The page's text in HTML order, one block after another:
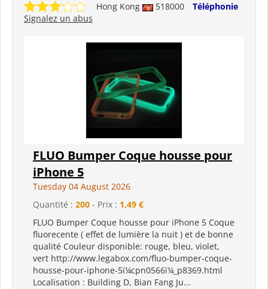
Hong Kong 518000
Téléphonie
Signalez un abus
FLUO Bumper Coque housse pour
iPhone 5
Tuesday 04 August 2026
Quantité : 200 - Prix : 1,49 €
FLUO Bumper Coque housse pour iPhone 5 Coque
fluorecente ( effet de lumière la nuit ) et de bonne
qualité Couleur disponible: rouge, bleu, violet,
vert http://www.legabox.com/fluo-bumper-coque-
housse-pour-iphone-5ï¼cpn0566ï¼_p8369.html
Localisation : Building D, Bian Fang Ju...